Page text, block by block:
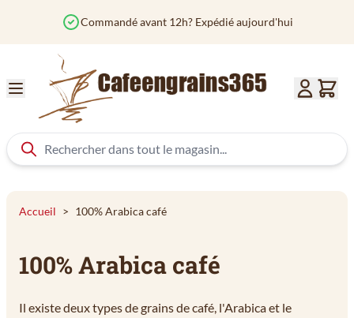
Commandé avant 12h? Expédié aujourd'hui
Accueil > 100% Arabica café
100% Arabica café
Il existe deux types de grains de café, l'Arabica et le